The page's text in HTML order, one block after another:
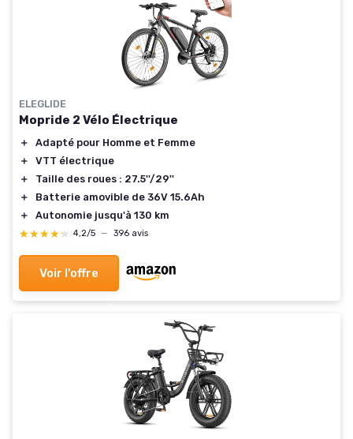
ELEGLIDE
Mopride 2 Vélo Électrique
＋
Adapté pour Homme et Femme
＋
VTT électrique
＋
Taille des roues : 27.5''/29''
＋
Batterie amovible de 36V 15.6Ah
＋
Autonomie jusqu'à 130 km
★★★★★
★★★★★ 4,2/5 — 396 avis
Voir l'offre